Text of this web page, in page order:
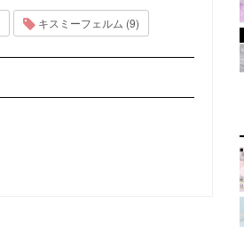
キスミーフェルム (9)